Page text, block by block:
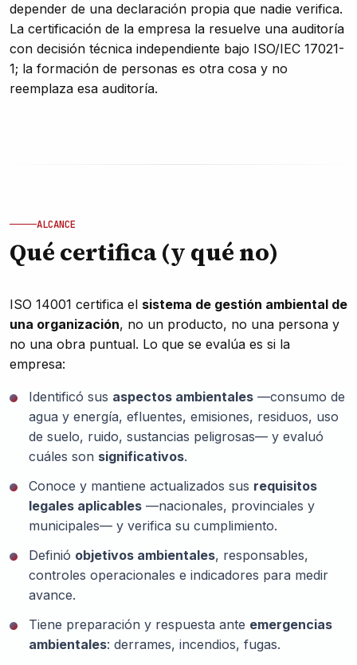
depender de una declaración propia que nadie verifica.
La certificación de la empresa la resuelve una auditoría
con decisión técnica independiente bajo ISO/IEC 17021-
1; la formación de personas es otra cosa y no
reemplaza esa auditoría.
ALCANCE
Qué certifica (y qué no)
ISO 14001 certifica el sistema de gestión ambiental de
una organización, no un producto, no una persona y
no una obra puntual. Lo que se evalúa es si la
empresa:
Identificó sus aspectos ambientales —consumo de
agua y energía, efluentes, emisiones, residuos, uso
de suelo, ruido, sustancias peligrosas— y evaluó
cuáles son significativos.
Conoce y mantiene actualizados sus requisitos
legales aplicables —nacionales, provinciales y
municipales— y verifica su cumplimiento.
Definió objetivos ambientales, responsables,
controles operacionales e indicadores para medir
avance.
Tiene preparación y respuesta ante emergencias
ambientales: derrames, incendios, fugas.